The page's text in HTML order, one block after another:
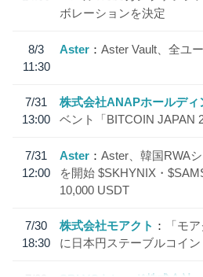
ボレーションを決定
8/3
11:30
Aster Aster Vault、全ユ
7/31
13:00
株式会社ANAPホールディ
ベント「BITCOIN JAPAN
7/31
12:00
Aster
Aster、韓国RWA
を開始 $SKHYNIX・
10,000 USDT
7/30
18:30
株式会社モアクト
「モ
に日本円ステーブルコイ